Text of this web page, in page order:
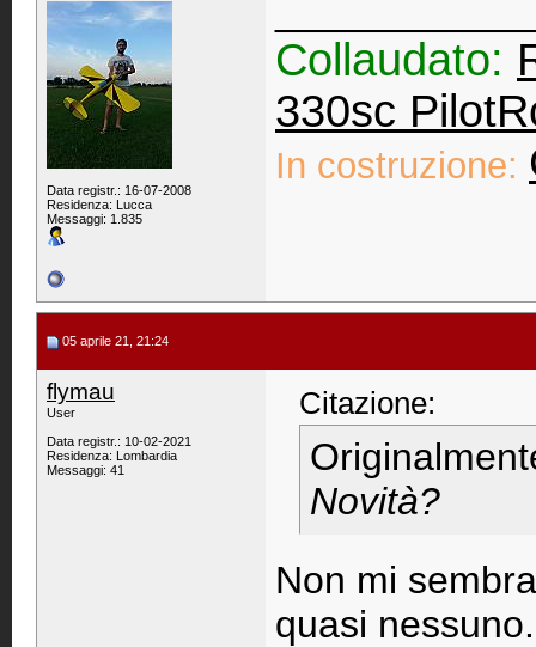
Data registr.: 16-07-2008
Residenza: Lucca
Messaggi: 1.835
Collaudato:
330sc
In costruzione:
05 aprile 21, 21:24
flymau
User
Data registr.: 10-02-2021
Residenza: Lombardia
Messaggi: 41
Citazione:
Novità?
Non mi
quasi nessuno.